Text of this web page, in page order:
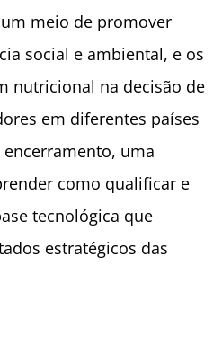
meio de promover
social e ambiental, e os
nutricional na decisão de
em diferentes países
uma
como qualificar e
tecnológica que
estratégicos das